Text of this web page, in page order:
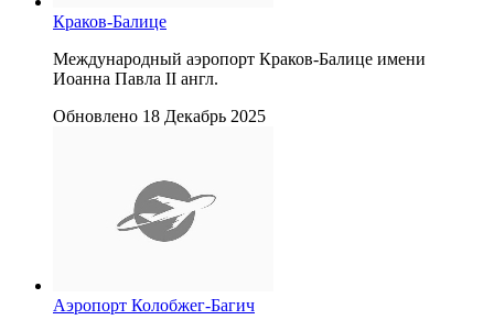
Краков-Балице
Международный аэропорт Краков-Балице имени
Иоанна Павла II англ.
Обновлено 18 Декабрь 2025
Аэропорт Колобжег-Багич